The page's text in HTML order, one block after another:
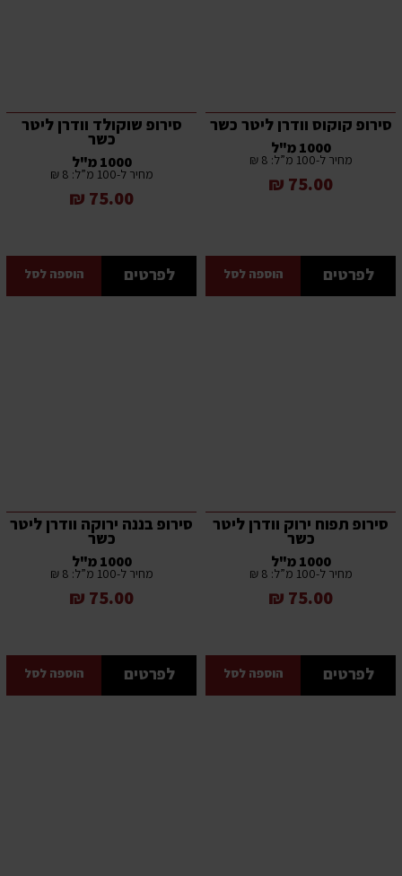
סירופ קוקוס וודרן ליטר כשר
1000 מ"ל
מחיר ל-100 מ”ל: 8 ₪
75.00 ₪
לפרטים הוספה לסל
סירופ שוקולד וודרן ליטר
כשר
1000 מ"ל
מחיר ל-100 מ”ל: 8 ₪
75.00 ₪
לפרטים הוספה לסל
סירופ תפוח ירוק וודרן ליטר
כשר
1000 מ"ל
מחיר ל-100 מ”ל: 8 ₪
75.00 ₪
לפרטים הוספה לסל
סירופ בננה ירוקה וודרן ליטר
כשר
1000 מ"ל
מחיר ל-100 מ”ל: 8 ₪
75.00 ₪
לפרטים הוספה לסל